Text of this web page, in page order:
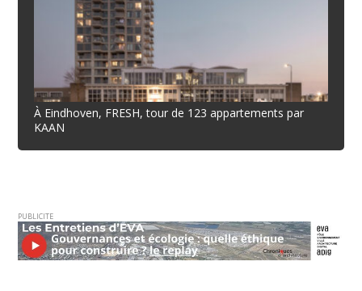
À Eindhoven, FRESH, tour de 123 appartements par
KAAN
PUBLICITE